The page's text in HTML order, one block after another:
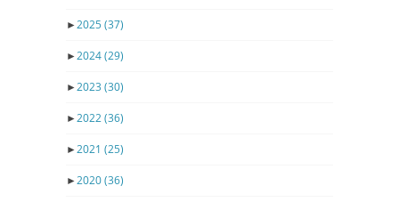
►2025(37)
►2024(29)
►2023 (30)
►2022(36)
►2021 (25)
►2020(36)